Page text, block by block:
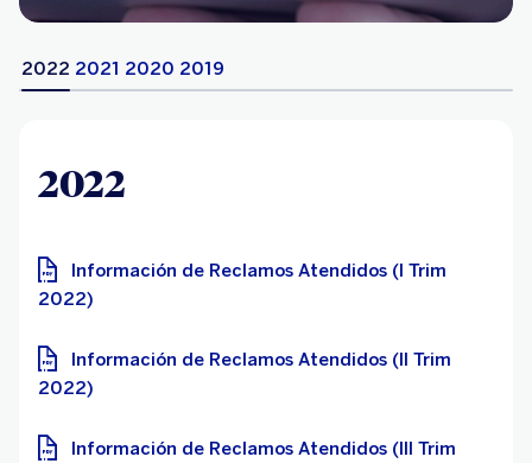
2022 2021 2020 2019
2022
Información de Reclamos Atendidos (I Trim
2022)
Información de Reclamos Atendidos (II Trim
2022)
Información de Reclamos Atendidos (III Trim